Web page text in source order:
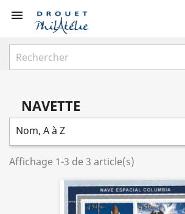

NAVETTE
Nom, A à Z
Affichage 1-3 de 3 article(s)